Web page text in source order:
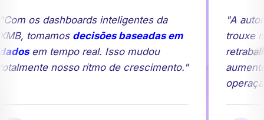
os dashboards inteligentes da
tomamosdecisões baseadas em
em tempo real. Isso mudou
nosso ritmo de crescimento."
"A
trouxe